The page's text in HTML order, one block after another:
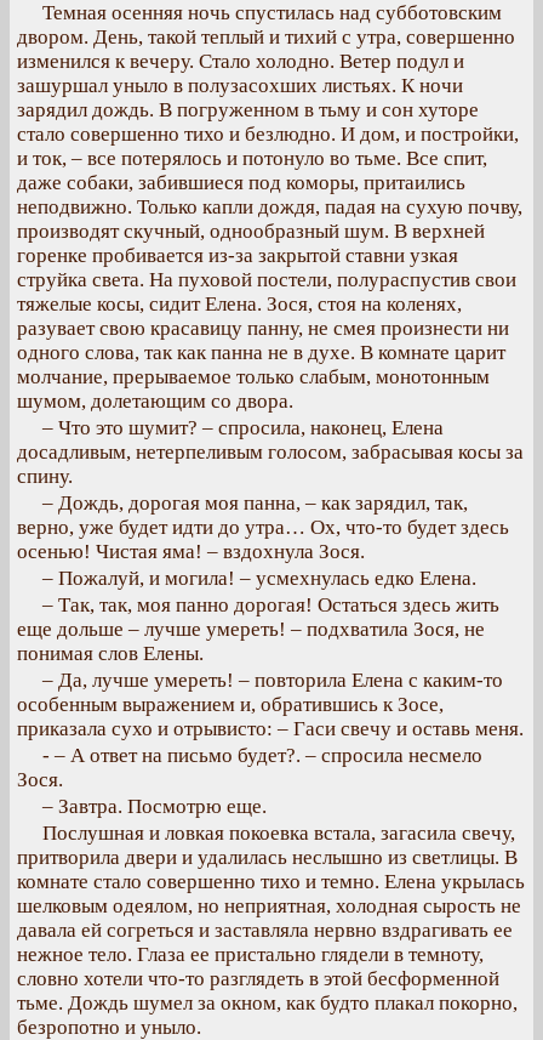
Темная осенняя ночь спустилась над субботовским
двором. День, такой теплый и тихий с утра, совершенно
изменился к вечеру. Стало холодно. Ветер подул и
зашуршал уныло в полузасохших листьях. К ночи
зарядил дождь. В погруженном в тьму и сон хуторе
стало совершенно тихо и безлюдно. И дом, и постройки,
и ток, – все потерялось и потонуло во тьме. Все спит,
даже собаки, забившиеся под коморы, притаились
неподвижно. Только капли дождя, падая на сухую почву,
производят скучный, однообразный шум. В верхней
горенке пробивается из-за закрытой ставни узкая
струйка света. На пуховой постели, полураспустив свои
тяжелые косы, сидит Елена. Зося, стоя на коленях,
разувает свою красавицу панну, не смея произнести ни
одного слова, так как панна не в духе. В комнате царит
молчание, прерываемое только слабым, монотонным
шумом, долетающим со двора.
– Что это шумит? – спросила, наконец, Елена
досадливым, нетерпеливым голосом, забрасывая косы за
спину.
– Дождь, дорогая моя панна, – как зарядил, так,
верно, уже будет идти до утра… Ох, что-то будет здесь
осенью! Чистая яма! – вздохнула Зося.
– Пожалуй, и могила! – усмехнулась едко Елена.
– Так, так, моя панно дорогая! Остаться здесь жить
еще дольше – лучше умереть! – подхватила Зося, не
понимая слов Елены.
– Да, лучше умереть! – повторила Елена с каким-то
особенным выражением и, обратившись к Зосе,
приказала сухо и отрывисто: – Гаси свечу и оставь меня.
- – А ответ на письмо будет?. – спросила несмело
Зося.
– Завтра. Посмотрю еще.
Послушная и ловкая покоевка встала, загасила свечу,
притворила двери и удалилась неслышно из светлицы. В
комнате стало совершенно тихо и темно. Елена укрылась
шелковым одеялом, но неприятная, холодная сырость не
давала ей согреться и заставляла нервно вздрагивать ее
нежное тело. Глаза ее пристально глядели в темноту,
словно хотели что-то разглядеть в этой бесформенной
тьме. Дождь шумел за окном, как будто плакал покорно,
безропотно и уныло.